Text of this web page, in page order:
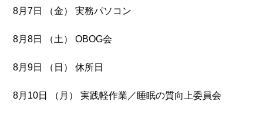
8月7日 （金） 実務パソコン
8月8日 （土） OBOG会
8月9日 （日） 休所日
8月10日 （月） 実践軽作業／睡眠の質向上委員会